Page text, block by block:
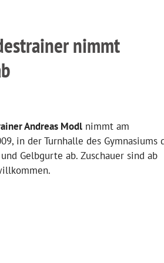
nimmt
Andreas Modl nimmt am
in der Turnhalle des Gymnasiums
Gelbgurte ab. Zuschauer sind ab